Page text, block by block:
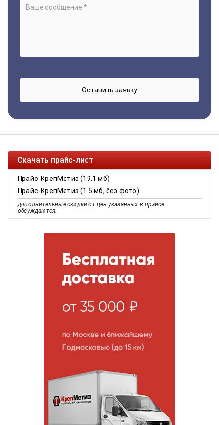
Скачать прайс-лист
Прайс-КрепМетиз (19.1 мб)
Прайс-КрепМетиз (1.5 мб, без фото)
дополнительные скидки от цен указанных в прайсе
обсуждаются.